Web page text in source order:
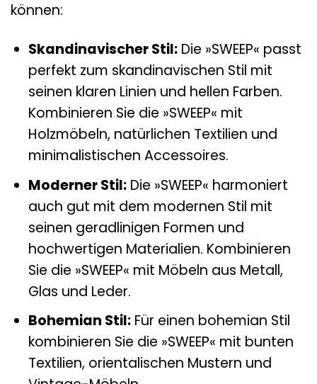
können:
Skandinavischer Stil:Die »SWEEP« passt
perfekt zum skandinavischen Stil mit
seinen klaren Linien und hellen Farben.
Kombinieren Sie die »SWEEP« mit
Holzmöbeln, natürlichen Textilien und
minimalistischen Accessoires.
Moderner Stil:Die »SWEEP« harmoniert
auch gut mit dem modernen Stil mit
seinen geradlinigen Formen und
hochwertigen Materialien. Kombinieren
Sie die »SWEEP« mit Möbeln aus Metall,
Glas und Leder.
Bohemian Stil:Für einen bohemian Stil
kombinieren Sie die »SWEEP« mit bunten
Textilien, orientalischen Mustern und